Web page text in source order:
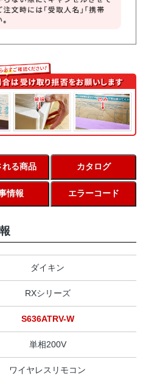
れる商品 カタログ
情報 エラーコード
ダイキン
RXシリーズ
S636ATRV-W
単相200V
ワイヤレスリモコン